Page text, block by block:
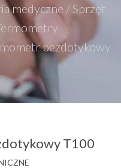
medyczne / Sprzęt
bezdotykowy
T100